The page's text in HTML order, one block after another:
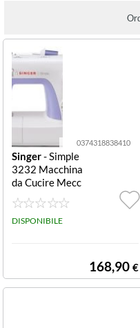
0374318838410
Singer- Simple
3232 Macchina
da Cucire Mecc
anica Macchina
da cucire mecca
nica SIMPLE 32
atico, 1 occhiell
DISPONIBILE
168,90 €